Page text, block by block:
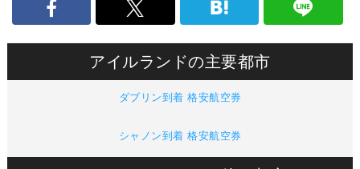
アイルランドの主要都市
ダブリン到着 格安航空券
シャノン到着 格安航空券